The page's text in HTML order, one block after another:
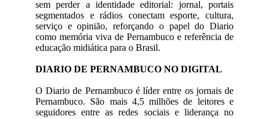
sem perder a identidade editorial: jornal, portais
segmentados e rádios conectam esporte, cultura,
serviço e opinião, reforçando o papel do Diario
como memória viva de Pernambuco e referência de
educação midiática para o Brasil.
DIARIO DE PERNAMBUCO NO DIGITAL
O Diario de Pernambuco é líder entre os jornais de
Pernambuco. São mais 4,5 milhões de leitores e
seguidores entre as redes sociais e liderança no